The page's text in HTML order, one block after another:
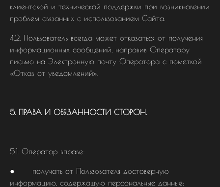
клиентской и технической поддержки при возникновении
проблем связанных с использованием Сайта.
4.2. Пользователь всегда может отказаться от получения
информационных сообщений, направив Оператору
письмо на Электронную почту Оператора с пометкой
«Отказ от уведомлений».
5. ПРАВА И ОБЯЗАННОСТИ СТОРОН.
5.1. Оператор вправе:
● получать от Пользователя достоверную
информацию, содержащую персональные данные;